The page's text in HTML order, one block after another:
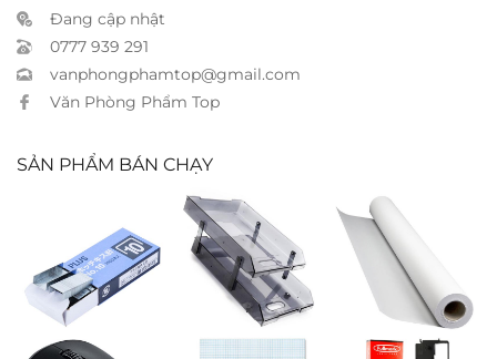
Đang cập nhật
0777 939 291
vanphongphamtop@gmail.com
Văn Phòng Phẩm Top
SẢN PHẨM BÁN CHẠY
Kim bấm Plus
no.10
Khay 2 tầng
Xukiva 169-2
Giấy in A0 cuộn
45m